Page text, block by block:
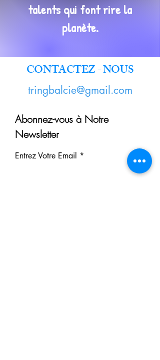
talents qui font rire la
planète.
CONTACTEZ - NOUS
tringbalcie@gmail.com
Abonnez-vous à Notre
Newsletter
Entrez Votre Email